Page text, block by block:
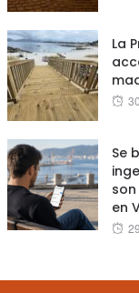
La
Se
en